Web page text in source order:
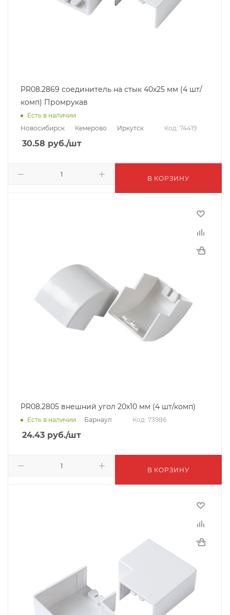
PR08.2869 соединитель на стык 40х25 мм (4 шт/
комп) Промрукав
Есть в наличии
Новосибирск
Кемерово Иркутск Код: 74419
30.58 руб./шт
В КОРЗИНУ
PR08.2805 внешний угол 20х10 мм (4 шт/комп)
Есть в наличии Барнаул Код: 73986
24.43 руб./шт
В КОРЗИНУ